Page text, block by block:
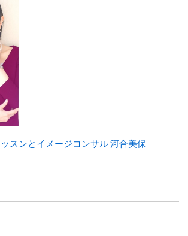
スンとイメージコンサル 河合美保